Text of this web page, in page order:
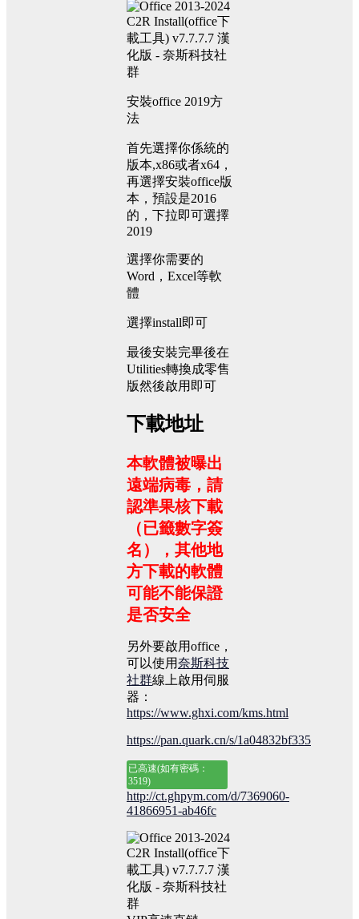
安裝office 2019方
法
首先選擇你係統的
版本,x86或者x64，
再選擇安裝office版
本，預設是2016
的，下拉即可選擇
2019
選擇你需要的
Word，Excel等軟
體
選擇install即可
最後安裝完畢後在
Utilities轉換成零售
版然後啟用即可
下載地址
本軟體被曝出
遠端病毒，請
認準果核下載
（已籤數字簽
名），其他地
方下載的軟體
可能不能保證
是否安全
另外要啟用office，
可以使用奈斯科技
社群線上啟用伺服
器：
https://www.ghxi.com/kms.html
https://pan.quark.cn/s/1a04832bf335
已高速(如有密碼：
3519)
http://ct.ghpym.com/d/7369060-
41866951-ab46fc